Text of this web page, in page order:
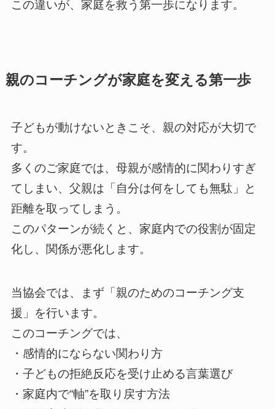
この違いが、家庭を救う第一歩になります。
親のコーチングが家庭を変える第一歩
子どもが動けないときこそ、親の対応が大切で
す。
多くのご家庭では、母親が感情的に関わりすぎ
てしまい、父親は「自分は何をしても無駄」と
距離を取ってしまう。
このパターンが続くと、家庭内での役割が固定
化し、関係が悪化します。
当協会では、まず「親のためのコーチング支
援」を行います。
このコーチングでは、
・感情的にならない関わり方
・子どもの拒絶反応を受け止める言葉選び
・家庭内で“軸”を取り戻す方法